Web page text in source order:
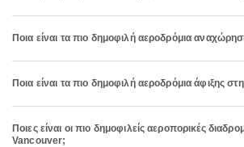
Ποια είναι τα πιο δημοφιλή αεροδρόμια
Ποια είναι τα πιο δημοφιλή αεροδρόμια άφιξης
Ποιες είναι οι πιο δημοφιλείς αεροπορικές
Vancouver;